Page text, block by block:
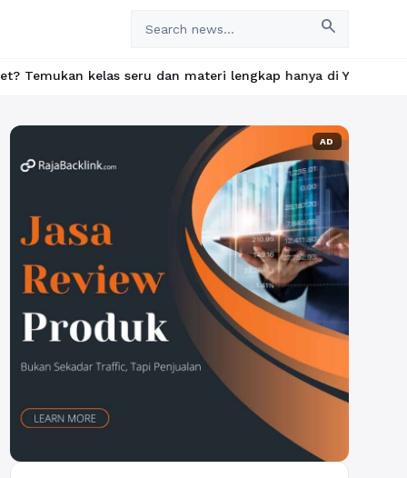
search
seru dan materi lengkap hanya di YukBelajar.com.
AD